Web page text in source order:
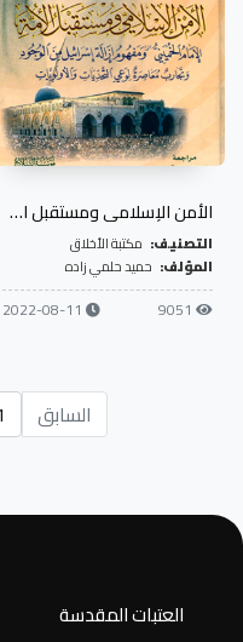
الأمن الإسلامي ومستقبل الأمة
التصنيف: مكتبة الأخلاق
المؤلف: حميد حلمي زاده
9051
2022-08-11
السابق
العتبات المقدسة